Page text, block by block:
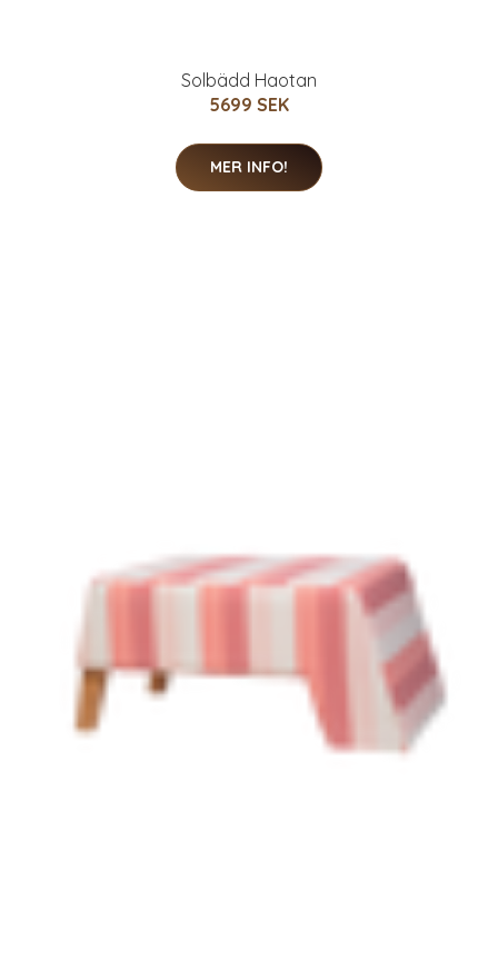
Solbädd Haotan
5699 SEK
MER INFO!